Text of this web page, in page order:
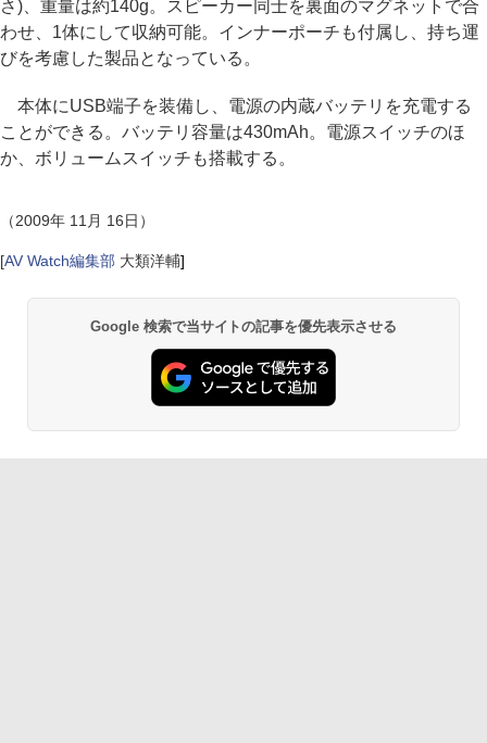
さ)、重量は約140g。スピーカー同士を裏面のマグネットで合
わせ、1体にして収納可能。インナーポーチも付属し、持ち運
びを考慮した製品となっている。
本体にUSB端子を装備し、電源の内蔵バッテリを充電する
ことができる。バッテリ容量は430mAh。電源スイッチのほ
か、ボリュームスイッチも搭載する。
（2009年 11月 16日）
[AV Watch編集部 大類洋輔]
Google 検索で当サイトの記事を優先表示させる